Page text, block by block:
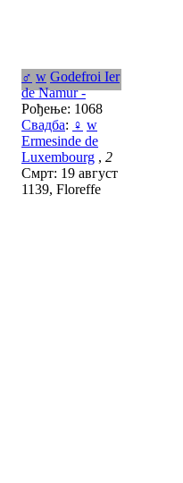
♂ w Godefroi Ier
de Namur -
Рођење: 1068
Свадба: ♀ w
Ermesinde de
Luxembourg , 2
Смрт: 19 август
1139, Floreffe